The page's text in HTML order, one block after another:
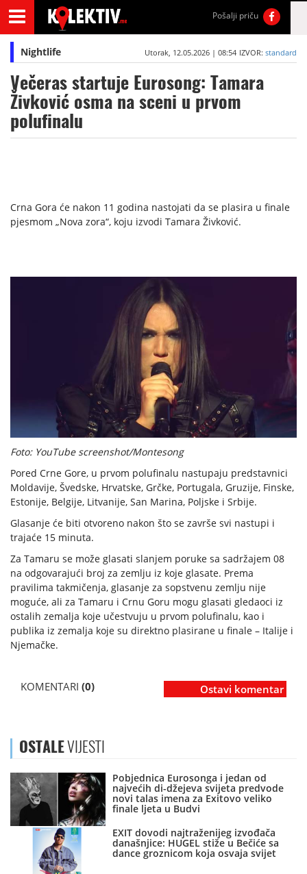
Pošalji priču
Nightlife Utorak, 12.05.2026 | 08:54 IZVOR: standard
Večeras startuje Eurosong: Tamara
Živković osma na sceni u prvom
polufinalu
Crna Gora će nakon 11 godina nastojati da se plasira u finale
pjesmom „Nova zora“, koju izvodi Tamara Živković.
Foto: YouTube screenshot/Montesong
Pored Crne Gore, u prvom polufinalu nastupaju predstavnici
Moldavije, Švedske, Hrvatske, Grčke, Portugala, Gruzije, Finske,
Estonije, Belgije, Litvanije, San Marina, Poljske i Srbije.
Glasanje će biti otvoreno nakon što se završe svi nastupi i
trajaće 15 minuta.
Za Tamaru se može glasati slanjem poruke sa sadržajem 08
na odgovarajući broj za zemlju iz koje glasate. Prema
pravilima takmičenja, glasanje za sopstvenu zemlju nije
moguće, ali za Tamaru i Crnu Goru mogu glasati gledaoci iz
ostalih zemalja koje učestvuju u prvom polufinalu, kao i
publika iz zemalja koje su direktno plasirane u finale – Italije i
Njemačke.
KOMENTARI (0) Ostavi komentar
OSTALEVIJESTI
Pobjednica Eurosonga i jedan od
najvećih di-džejeva svijeta predvode
novi talas imena za Exitovo veliko
finale ljeta u Budvi
EXIT dovodi najtraženijeg izvođača
današnjice: HUGEL stiže u Bečiće sa
dance groznicom koja osvaja svijet